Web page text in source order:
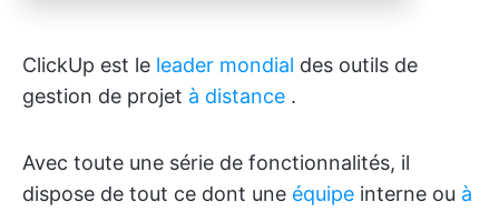
ClickUp est le leader mondial des outils de
gestion de projet à distance .
Avec toute une série de fonctionnalités, il
dispose de tout ce dont une équipe interne ou à